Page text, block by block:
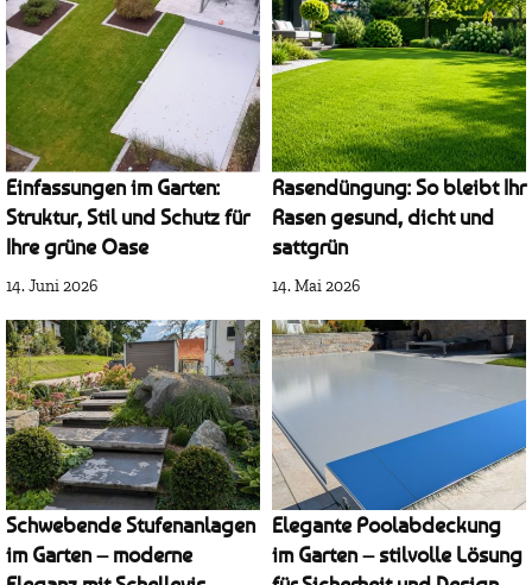
Einfassungen im Garten:
Struktur, Stil und Schutz für
Ihre grüne Oase
14. Juni 2026
Rasendüngung: So bleibt Ihr
Rasen gesund, dicht und
sattgrün
14. Mai 2026
Schwebende Stufenanlagen
im Garten – moderne
Elegante Poolabdeckung
im Garten – stilvolle Lösung